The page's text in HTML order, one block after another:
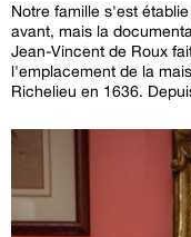
Notre famille s'est
avant, mais la
Jean-Vincent de Roux
l'emplacement de la
Richelieu en 1636.